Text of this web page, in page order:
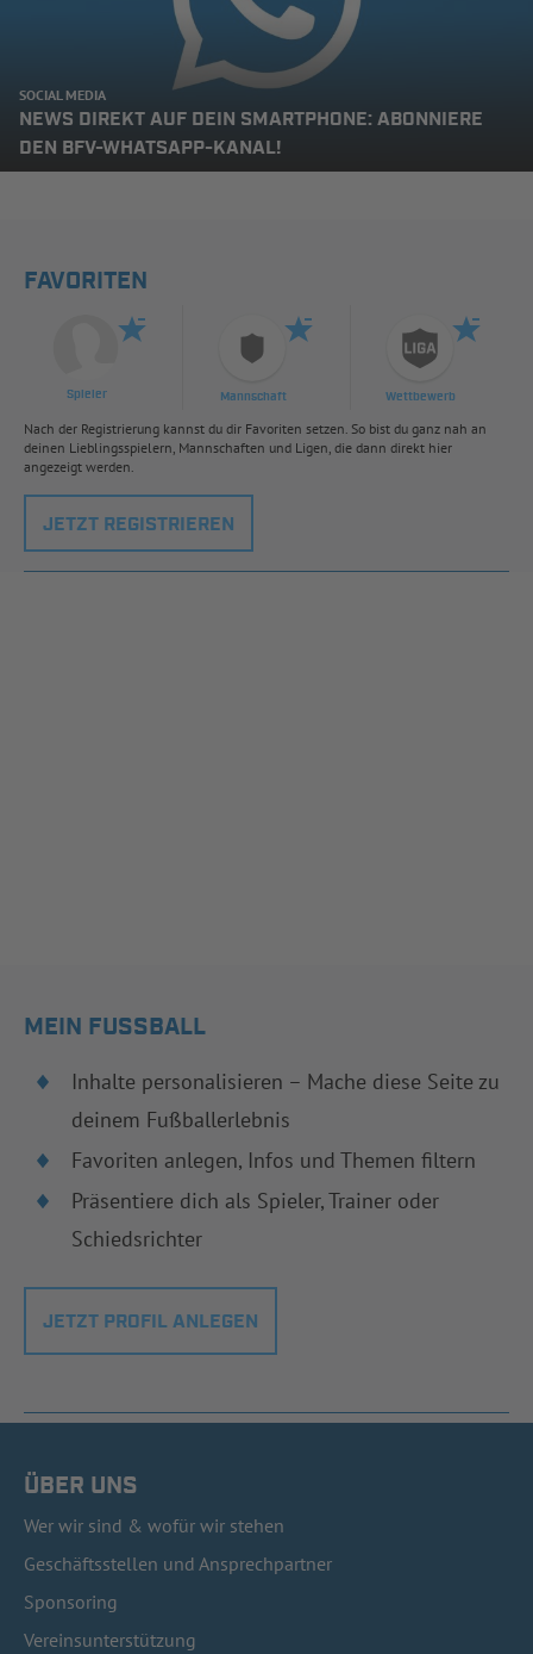
SOCIAL MEDIA
NEWS DIREKT AUF DEIN SMARTPHONE: ABONNIERE
DEN BFV-WHATSAPP-KANAL!
FAVORITEN
Spieler Mannschaft Wettbewerb
Nach der Registrierung kannst du dir Favoriten setzen. So bist du ganz nah an
deinen Lieblingsspielern, Mannschaften und Ligen, die dann direkt hier
angezeigt werden.
JETZT REGISTRIEREN
MEIN FUSSBALL
Inhalte personalisieren – Mache diese Seite zu
deinem Fußballerlebnis
Favoriten anlegen, Infos und Themen filtern
Präsentiere dich als Spieler, Trainer oder
Schiedsrichter
JETZT PROFIL ANLEGEN
ÜBER UNS
Wer wir sind & wofür wir stehen
Geschäftsstellen und Ansprechpartner
Sponsoring
Vereinsunterstützung